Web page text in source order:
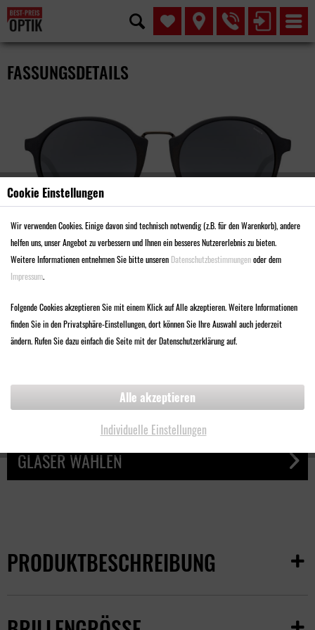
FASSUNGSDETAILS
MODELL SMA2930
68,00 €
Qualitäts-Sonnenschutzglas
GLÄSER WÄHLEN
PRODUKTBESCHREIBUNG
Cookie Einstellungen
Wir verwenden Cookies. Einige davon sind technisch notwendig (z.B. für den Warenkorb), andere
helfen uns, unser Angebot zu verbessern und Ihnen ein besseres Nutzererlebnis zu bieten.
Weitere Informationen entnehmen Sie bitte unseren Datenschutzbestimmungenoder dem
Impressum.
Folgende Cookies akzeptieren Sie mit einem Klick auf Alle akzeptieren. Weitere Informationen
finden Sie in den Privatsphäre-Einstellungen, dort können Sie Ihre Auswahl auch jederzeit
ändern. Rufen Sie dazu einfach die Seite mit der Datenschutzerklärung auf.
Individuelle Einstellungen
Alle akzeptieren